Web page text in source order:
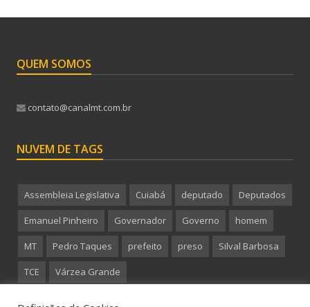
QUEM SOMOS
contato@canalmt.com.br
NUVEM DE TAGS
Assembleia Legislativa Cuiabá deputado Deputados
Emanuel Pinheiro Governador Governo homem
MT Pedro Taques prefeito preso Silval Barbosa
TCE Várzea Grande